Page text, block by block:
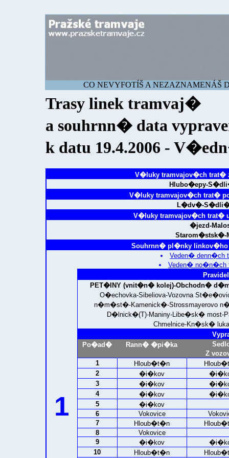
CO NEVYFOTÍŠ A NEZAZNAMENÁŠ
Trasy linek tramvaj�
a souhrnn� data
k datu 19.4.2006 -
V�luky tramvajov�ch trat�
Hlubo�epy-
V�luky tramvajov�ch trat�
L�dv�-
V�luky tramvajov�ch trat�
�jezd-
Starom�stsk�-
Souhrnn� pl�nky linkov�ho
Veden� denn�ch
Veden� no�n�ch
1
PET�INY (vnit�n� kolej)-Obchodn�
O�echovka-Sibeliova-Vozovna
n�m�st�-Kamenick�-Strossmayerovo
D�lnick�(T)-Maniny-Libe�sk� most-
Chmelnice-Kn�sk�
Po�ad�
Rann� �pi�ka
Z
1
Hloub�t�n
2
�i�kov
3
�i�kov
4
�i�kov
5
�i�kov
6
Vokovice
7
Hloub�t�n
8
Vokovice
9
�i�kov
10
Hloub�t�n